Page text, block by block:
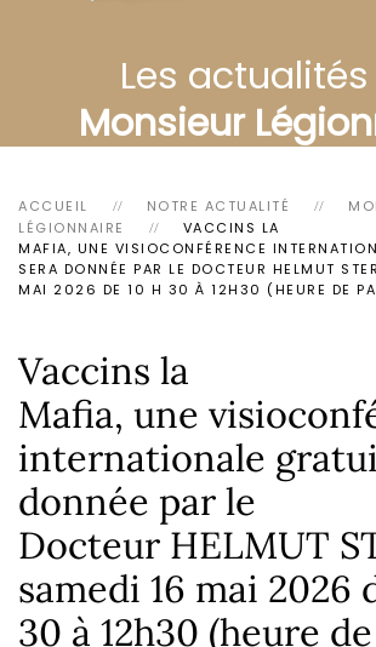
Les
Monsieur
ACCUEIL NOTRE ACTUALITÉ
LÉGIONNAIRE
VACCINS LA
MAFIA, UNE VISIOCONFÉRENCE
SERA DONNÉE PAR LE DOCTEUR HELMUT
MAI 2026 DE 10 H 30 À 12H30 (HEURE DE
Vaccins la
Mafia, une
internationale
donnée par le
Docteur HELMUT
samedi 16 mai 2026
30 à 12h30 (heure